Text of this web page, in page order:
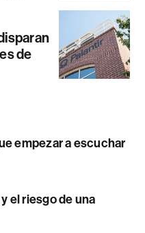
de
empezar a escuchar
el riesgo de una